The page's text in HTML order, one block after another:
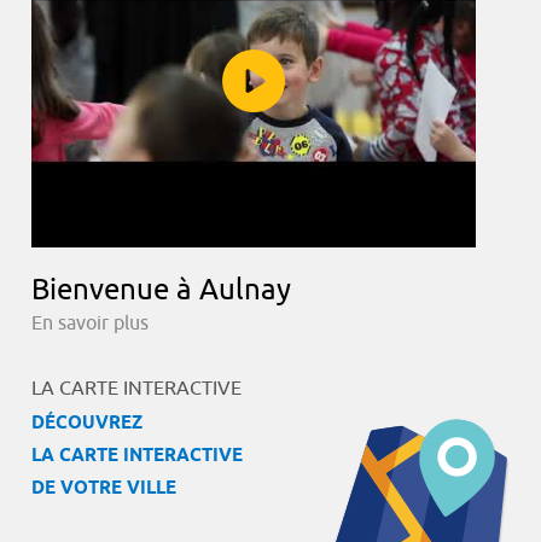
Bienvenue à Aulnay
En savoir plus
LA CARTE INTERACTIVE
DÉCOUVREZ
LA CARTE INTERACTIVE
DE VOTRE VILLE